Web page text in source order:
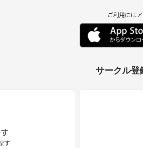
ご利用には
サークル登
す